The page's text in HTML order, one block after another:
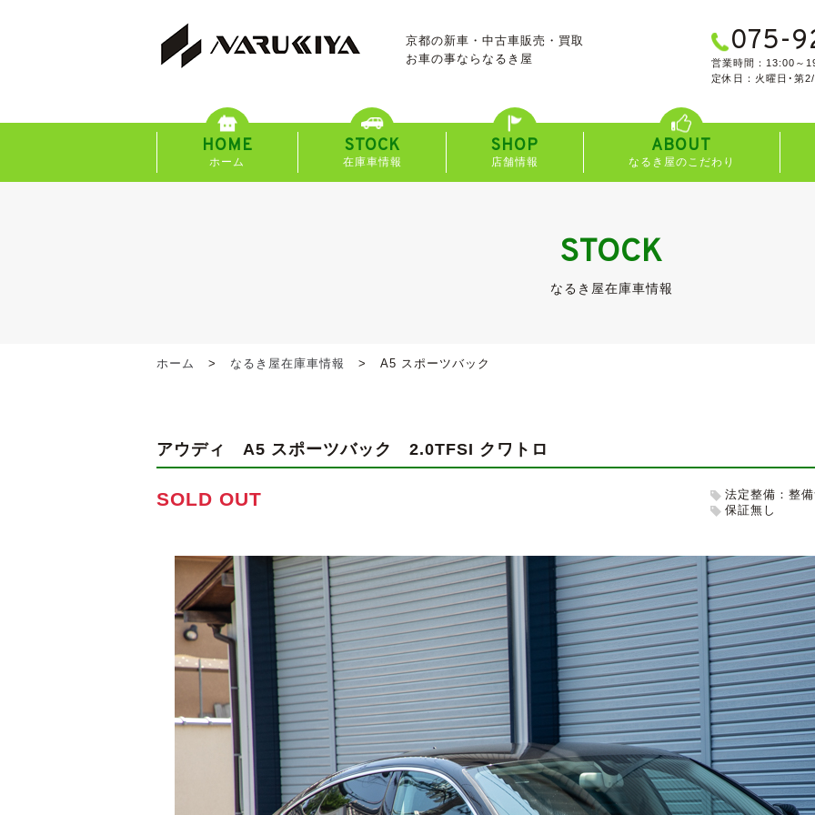
京都の新車・中古車販売・買取
お車の事なら なるき屋
075-
営業時間：13:00～
定休日：火曜日･第
HOME
ホーム
STOCK
在庫車情報
SHOP
店舗情報
ABOUT
なるき屋のこだわり
STOCK
なるき屋在庫車情報
ホーム なるき屋在庫車情報 A5 スポーツバック
アウディ A5 スポーツバック 2.0TFSI クワトロ
SOLD OUT
法定整備：整
保証無し